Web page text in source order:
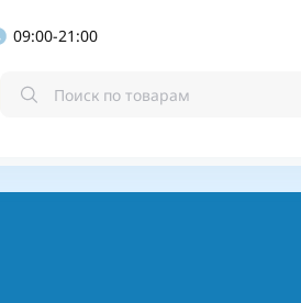
09:00-21:00